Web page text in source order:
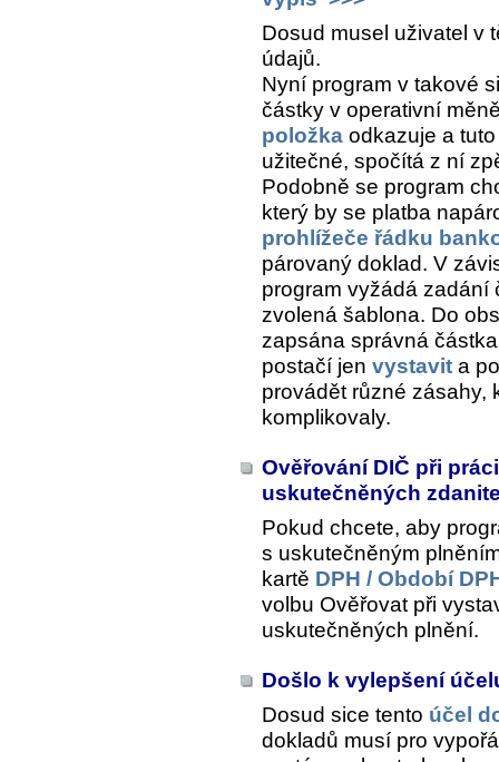
Dosud musel uživatel v
údajů.
Nyní program v takové
částky v operativní
položka odkazuje a
užitečné, spočítá z ní
Podobně se program
který by se platba
prohlížeče řádku
párovaný doklad. V
program vyžádá zadání
zvolená šablona. Do
zapsána správná
postačí jen vystavit a
provádět různé zásahy,
komplikovaly.
Ověřování DIČ při
uskutečněných
Pokud chcete, aby
s uskutečněným
kartě DPH / Období
volbu Ověřovat při
uskutečněných plnění.
Došlo k vylepšení
Dosud sice tento účel
dokladů musí pro